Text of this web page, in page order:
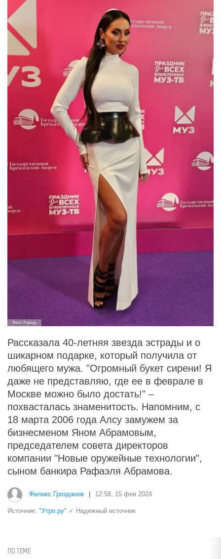
Фото: Утро.ру
Рассказала 40-летняя звезда эстрады и о
шикарном подарке, который получила от
любящего мужа. "Огромный букет сирени! Я
даже не представляю, где ее в феврале в
Москве можно было достать!" –
похвасталась знаменитость. Напомним, с
18 марта 2006 года Алсу замужем за
бизнесменом Яном Абрамовым,
председателем совета директоров
компании "Новые оружейные технологии",
сыном банкира Рафаэля Абрамова.
Феликс Грозданов 12:58, 15 фев 2024
Источник: "Утро.ру" ✓ Надежный источник
ПО ТЕМЕ